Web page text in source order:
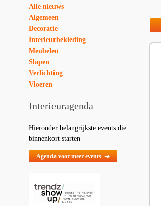
Alle nieuws
Algemeen
Decoratie
Interieurbekleding
Meubelen
Slapen
Verlichting
Vloeren
Interieuragenda
Hieronder belangrijkste events die
binnenkort starten
Agenda voor meer events ➔